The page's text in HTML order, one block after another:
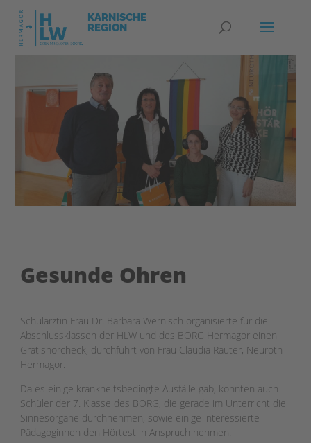
Gesunde Ohren
Schulärztin Frau Dr. Barbara Wernisch organisierte für die
Abschlussklassen der HLW und des BORG Hermagor einen
Gratishörcheck, durchführt von Frau Claudia Rauter, Neuroth
Hermagor.
Da es einige krankheitsbedingte Ausfälle gab, konnten auch
Schüler der 7. Klasse des BORG, die gerade im Unterricht die
Sinnesorgane durchnehmen, sowie einige interessierte
Pädagoginnen den Hörtest in Anspruch nehmen.